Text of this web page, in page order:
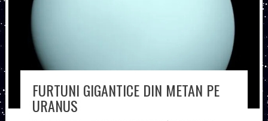
FURTUNI GIGANTICE DIN METAN PE
URANUS